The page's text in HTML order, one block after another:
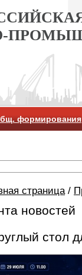
формирования
страница/
новостей
стол